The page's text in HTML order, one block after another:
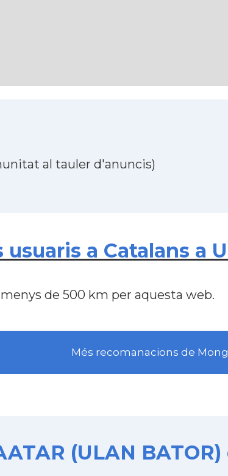
al tauler d'anuncis)
a Catalans a
de 500 km per aquesta web.
Més recomanacions de
(ULAN